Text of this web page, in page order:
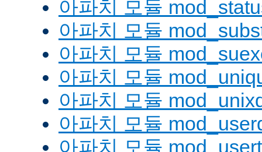
아파치 모듈
아파치 모듈
아파치 모듈
아파치 모듈
아파치 모듈
아파치 모듈
아파치 모듈